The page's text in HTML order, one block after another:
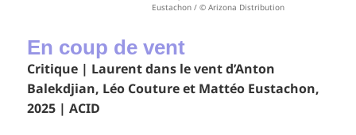
Eustachon / © Arizona Distribution
En coup de vent
Critique | Laurent dans le vent d’Anton
Balekdjian, Léo Couture et Mattéo Eustachon,
2025 | ACID